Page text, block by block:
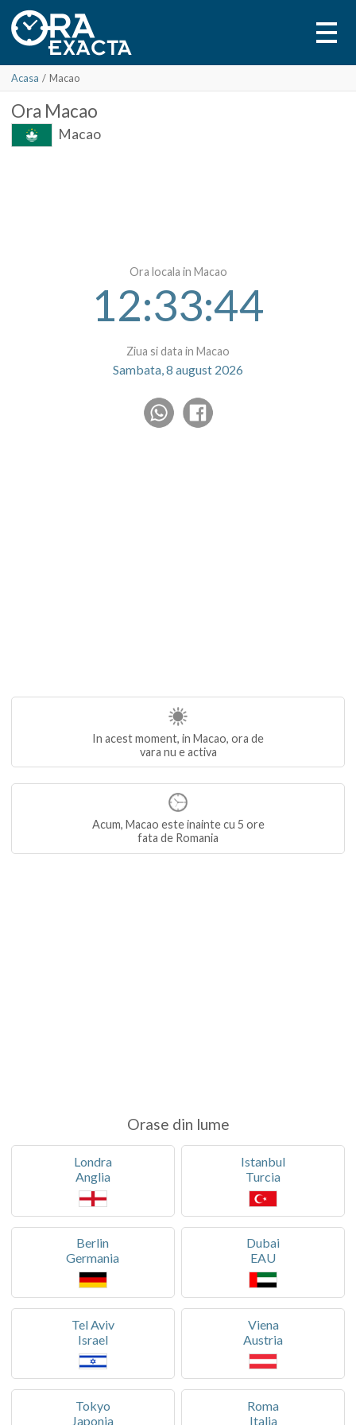
Acasa / Macao
Ora Macao
Macao
Ora locala in Macao
12:33:44
Ziua si data in Macao
Sambata, 8 august 2026
In acest moment, in Macao, ora de
vara nu e activa
Acum, Macao este inainte cu 5 ore
fata de Romania
Orase din lume
Londra
Anglia
Istanbul
Turcia
Berlin
Germania
Dubai
EAU
Tel Aviv
Israel
Viena
Austria
Tokyo
Japonia
Roma
Italia